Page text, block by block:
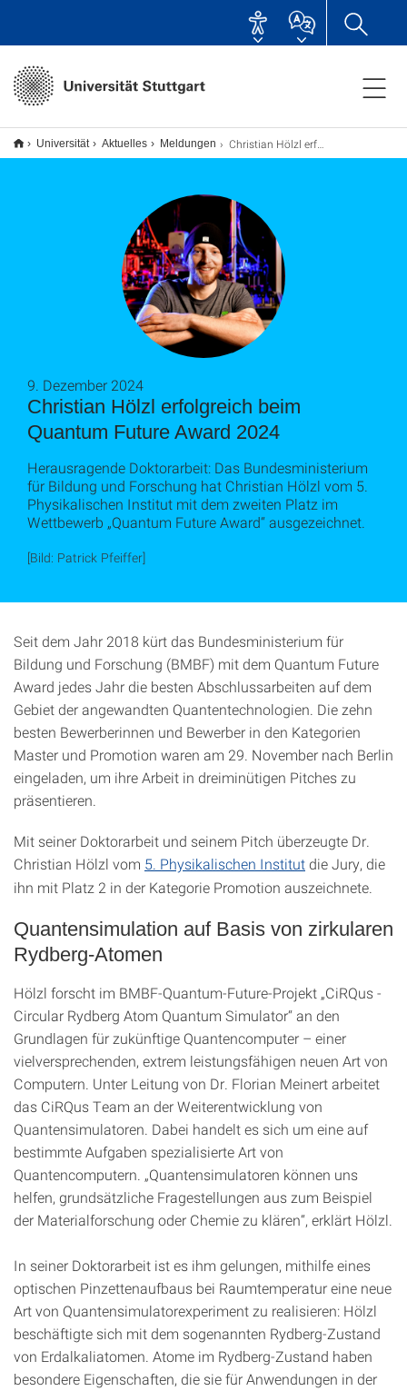
Universität Aktuelles Meldungen Christian Hölzl erfolgreich beim Quantum Future Award 2024
Christian Hölzl erfolgreich beim
Quantum Future Award 2024
9. Dezember 2024
Herausragende Doktorarbeit: Das Bundesministerium
für Bildung und Forschung hat Christian Hölzl vom 5.
Physikalischen Institut mit dem zweiten Platz im
Wettbewerb „Quantum Future Award“ ausgezeichnet.
[Bild: Patrick Pfeiffer]
Seit dem Jahr 2018 kürt das Bundesministerium für
Bildung und Forschung (BMBF) mit dem Quantum Future
Award jedes Jahr die besten Abschlussarbeiten auf dem
Gebiet der angewandten Quantentechnologien. Die zehn
besten Bewerberinnen und Bewerber in den Kategorien
Master und Promotion waren am 29. November nach Berlin
eingeladen, um ihre Arbeit in dreiminütigen Pitches zu
präsentieren.
Mit seiner Doktorarbeit und seinem Pitch überzeugte Dr.
Christian Hölzl vom 5. Physikalischen Institutdie Jury, die
ihn mit Platz 2 in der Kategorie Promotion auszeichnete.
Quantensimulation auf Basis von zirkularen
Rydberg-Atomen
Hölzl forscht im BMBF-Quantum-Future-Projekt „CiRQus -
Circular Rydberg Atom Quantum Simulator“ an den
Grundlagen für zukünftige Quantencomputer – einer
vielversprechenden, extrem leistungsfähigen neuen Art von
Computern. Unter Leitung von Dr. Florian Meinert arbeitet
das CiRQus Team an der Weiterentwicklung von
Quantensimulatoren. Dabei handelt es sich um eine auf
bestimmte Aufgaben spezialisierte Art von
Quantencomputern. „Quantensimulatoren können uns
helfen, grundsätzliche Fragestellungen aus zum Beispiel
der Materialforschung oder Chemie zu klären“, erklärt Hölzl.
In seiner Doktorarbeit ist es ihm gelungen, mithilfe eines
optischen Pinzettenaufbaus bei Raumtemperatur eine neue
Art von Quantensimulatorexperiment zu realisieren: Hölzl
beschäftigte sich mit dem sogenannten Rydberg-Zustand
von Erdalkaliatomen. Atome im Rydberg-Zustand haben
besondere Eigenschaften, die sie für Anwendungen in der